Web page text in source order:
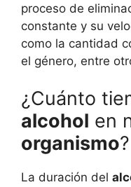
proceso de
constante y su
como la cantidad
el género, entre
¿Cuánto
alcohol en
organismo?
La duración del